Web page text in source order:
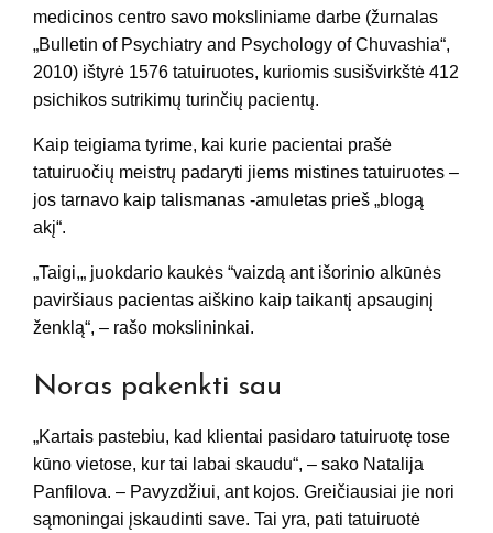
medicinos centro savo moksliniame darbe (žurnalas
„Bulletin of Psychiatry and Psychology of Chuvashia“,
2010) ištyrė 1576 tatuiruotes, kuriomis susišvirkštė 412
psichikos sutrikimų turinčių pacientų.
Kaip teigiama tyrime, kai kurie pacientai prašė
tatuiruočių meistrų padaryti jiems mistines tatuiruotes –
jos tarnavo kaip talismanas -amuletas prieš „blogą
akį“.
„Taigi,„ juokdario kaukės “vaizdą ant išorinio alkūnės
paviršiaus pacientas aiškino kaip taikantį apsauginį
ženklą“, – rašo mokslininkai.
Noras pakenkti sau
„Kartais pastebiu, kad klientai pasidaro tatuiruotę tose
kūno vietose, kur tai labai skaudu“, – sako Natalija
Panfilova. – Pavyzdžiui, ant kojos. Greičiausiai jie nori
sąmoningai įskaudinti save. Tai yra, pati tatuiruotė